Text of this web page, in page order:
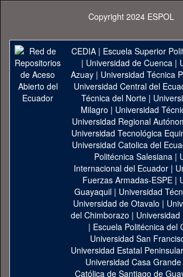
Copyright 2024 ESPOL
CEDIA| Escuela Superior
| Universidad de Cuenca|
Azuay| Universidad Técnica
Universidad Central del
Técnica del Norte |
Milagro | Universidad
Universidad Regional
Universidad Tecnológica
Universidad Catolica del
Politécnica Salesiana |
Internacional del Ecuador |
Fuerzas Armadas-ESPE |
Guayaquil| Universidad
Universidad de Otavalo |
del Chimborazo |
| Escuela Politécnica del
Universidad San
Universidad Estatal
Universidad Casa Grande
Católica de Santiago de